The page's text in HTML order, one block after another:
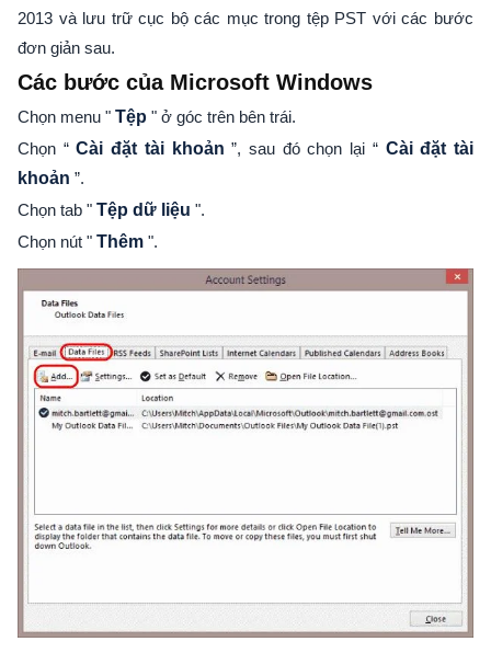
2013 và lưu trữ cục bộ các mục trong tệp PST với các bước
đơn giản sau.
Các bước của Microsoft Windows
Chọn menu " Tệp " ở góc trên bên trái.
Chọn “Cài đặt tài khoản ”, sau đó chọn lại “ Cài đặt tài
khoản ”.
Chọn tab " Tệp dữ liệu ".
Chọn nút " Thêm ".